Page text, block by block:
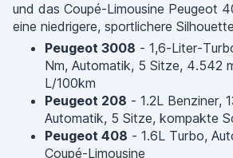
und das Coupé-Limousine Peugeot
eine niedrigere, sportlichere
Peugeot 3008 - 1,6-Liter-
Nm, Automatik, 5 Sitze, 4.542
L/100km
Peugeot 208 - 1.2L Benziner,
Automatik, 5 Sitze, kompakte
Peugeot 408 - 1.6L Turbo,
Coupé-Limousine